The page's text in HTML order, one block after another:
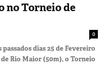
no Torneio de
0
dias 25 de Fevereiro
Rio Maior (50m), o Torneio